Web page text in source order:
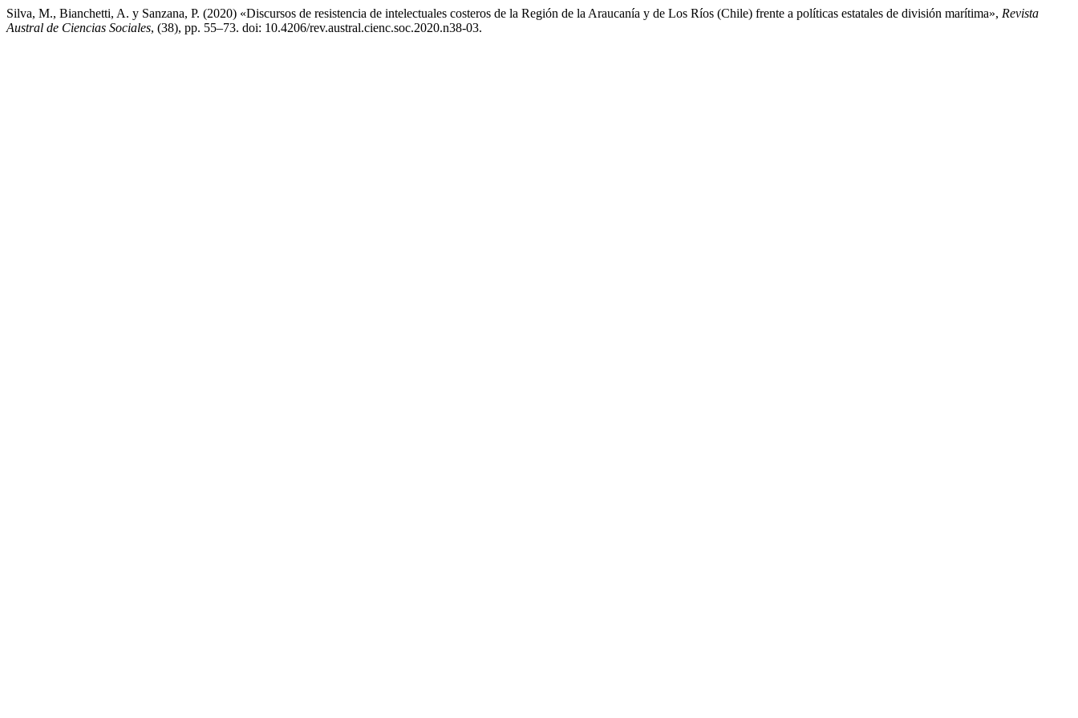
Silva, M., Bianchetti, A. y Sanzana, P. (2020) «Discursos de resistencia de intelectuales costeros de la Región de la Araucanía y de Los Ríos (Chile) frente a políticas estatales de división marítima», Revista
Austral de Ciencias Sociales, (38), pp. 55–73. doi: 10.4206/rev.austral.cienc.soc.2020.n38-03.